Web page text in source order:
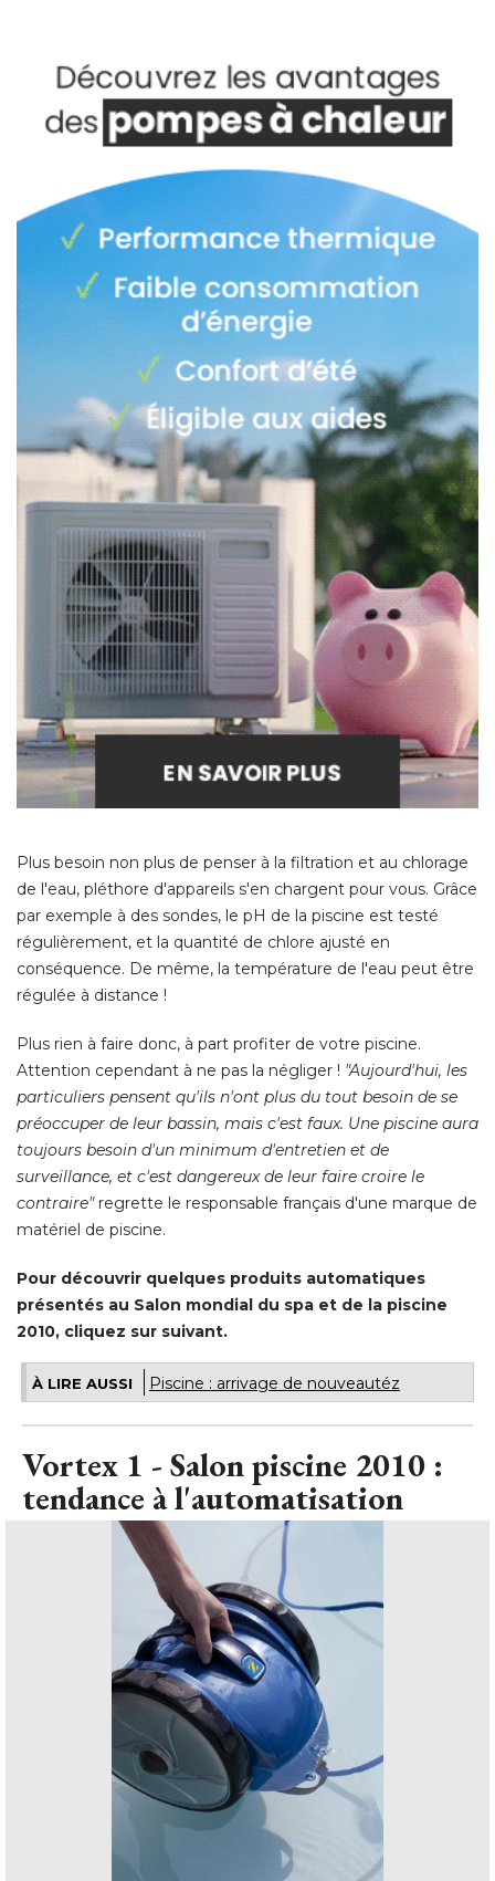
Plus besoin non plus de penser à la filtration et au chlorage
de l'eau, pléthore d'appareils s'en chargent pour vous. Grâce
par exemple à des sondes, le pH de la piscine est testé
régulièrement, et la quantité de chlore ajusté en
conséquence. De même, la température de l'eau peut être
régulée à distance !
Plus rien à faire donc, à part profiter de votre piscine.
Attention cependant à ne pas la négliger ! "Aujourd'hui, les
particuliers pensent qu'ils n'ont plus du tout besoin de se
préoccuper de leur bassin, mais c'est faux. Une piscine aura
toujours besoin d'un minimum d'entretien et de
surveillance, et c'est dangereux de leur faire croire le
contraire"regrette le responsable français d'une marque de
matériel de piscine.
Pour découvrir quelques produits automatiques
présentés au Salon mondial du spa et de la piscine
2010, cliquez sur suivant.
À LIRE AUSSI Piscine : arrivage de nouveautéz
Vortex 1 - Salon piscine 2010 :
tendance à l'automatisation